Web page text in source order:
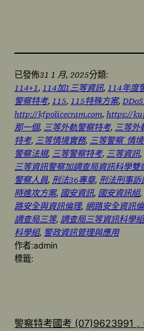
已發佈31 1 月, 2025分類:
114+1, 114加1三等資訊, 114年度
警察特考, 115, 115特殊方案,
http://kfpolicecram.com, https://
那一個, 三等外軌警察特考, 三等外
特考, 三等情境實務, 三等警察˙情
警察法規, 三等警察特考, 三等資訊,
三等資訊警察加調查局資訊科學雙
警察人員, 刑法36專章, 刑法刑事訴
時進攻方案, 國安資訊, 國安資訊組,
路安全與資訊倫理, 網路安全資訊
調查局三等, 調查局三等資訊科學組
科學組, 警政資訊管理與應用
作者:admin
標籤:
警察特考國考 (07)9623991 ,